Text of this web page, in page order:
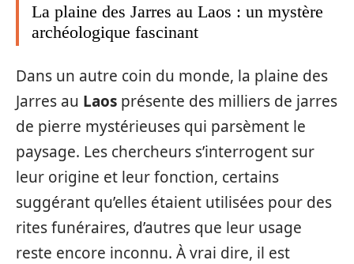
La plaine des Jarres au Laos : un mystère
archéologique fascinant
Dans un autre coin du monde, la plaine des
Jarres au Laos présente des milliers de jarres
de pierre mystérieuses qui parsèment le
paysage. Les chercheurs s’interrogent sur
leur origine et leur fonction, certains
suggérant qu’elles étaient utilisées pour des
rites funéraires, d’autres que leur usage
reste encore inconnu. À vrai dire, il est